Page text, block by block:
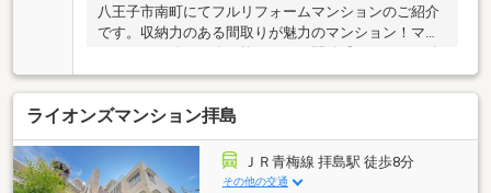
八王子市南町にてフルリフォームマンションのご紹介
です。収納力のある間取りが魅力のマンション！マン
排水管まで交換で安心ですね！安心のアフターサービ
ス保証付き！お問い合わせお待ちしております。
ライオンズマンション拝島
ＪＲ青梅線 拝島駅 徒歩8分
その他の交通